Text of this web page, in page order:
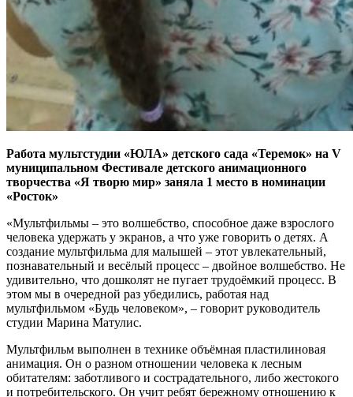
Работа мультстудии «ЮЛА» детского сада «Теремок» на V
муниципальном Фестивале детского анимационного
творчества «Я творю мир» заняла 1 место в номинации
«Росток»
«Мультфильмы – это волшебство, способное даже взрослого
человека удержать у экранов, а что уже говорить о детях. А
создание мультфильма для малышей – этот увлекательный,
познавательный и весёлый процесс – двойное волшебство. Не
удивительно, что дошколят не пугает трудоёмкий процесс. В
этом мы в очередной раз убедились, работая над
мультфильмом «Будь человеком», – говорит руководитель
студии Марина Матулис.
Мультфильм выполнен в технике объёмная пластилиновая
анимация. Он о разном отношении человека к лесным
обитателям: заботливого и сострадательного, либо жестокого
и потребительского. Он учит ребят бережному отношению к